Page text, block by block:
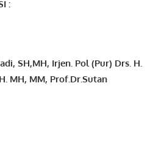
:
, SH,MH, Irjen. Pol (Pur) Drs. H.
MH, MM, Prof.Dr.Sutan